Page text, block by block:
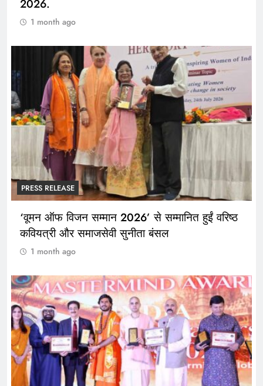
2026.
1 month ago
PRESS RELEASE
‘वूमन ऑफ विजन सम्मान 2026’ से सम्मानित हुईं वरिष्ठ
कवियत्री और समाजसेवी सुनीता बंसल
1 month ago